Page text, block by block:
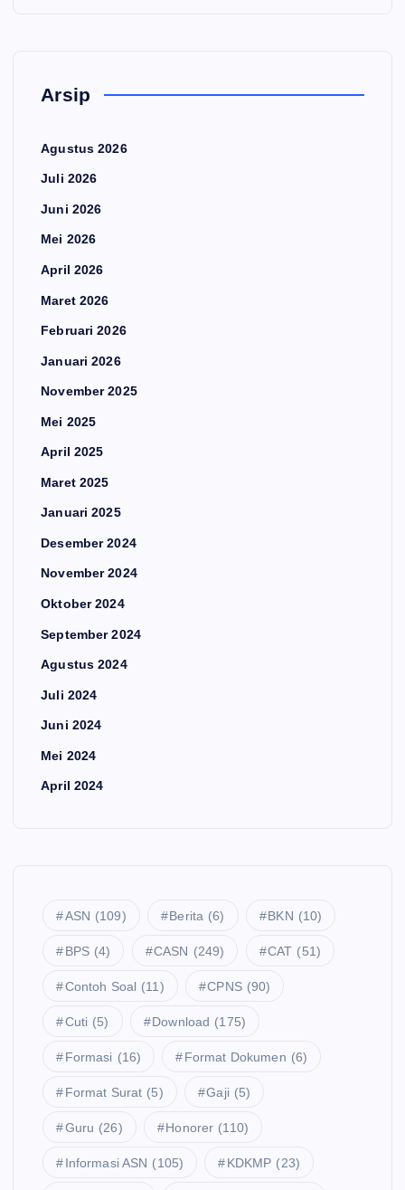
Arsip
Agustus 2026
Juli 2026
Juni 2026
Mei 2026
April 2026
Maret 2026
Februari 2026
Januari 2026
November 2025
Mei 2025
April 2025
Maret 2025
Januari 2025
Desember 2024
November 2024
Oktober 2024
September 2024
Agustus 2024
Juli 2024
Juni 2024
Mei 2024
April 2024
ASN (109) Berita (6) BKN (10)
BPS (4) CASN (249) CAT (51)
Contoh Soal (11) CPNS (90)
Cuti (5) Download (175)
Formasi (16) Format Dokumen (6)
Format Surat (5) Gaji (5)
Guru (26) Honorer (110)
Informasi ASN (105) KDKMP (23)